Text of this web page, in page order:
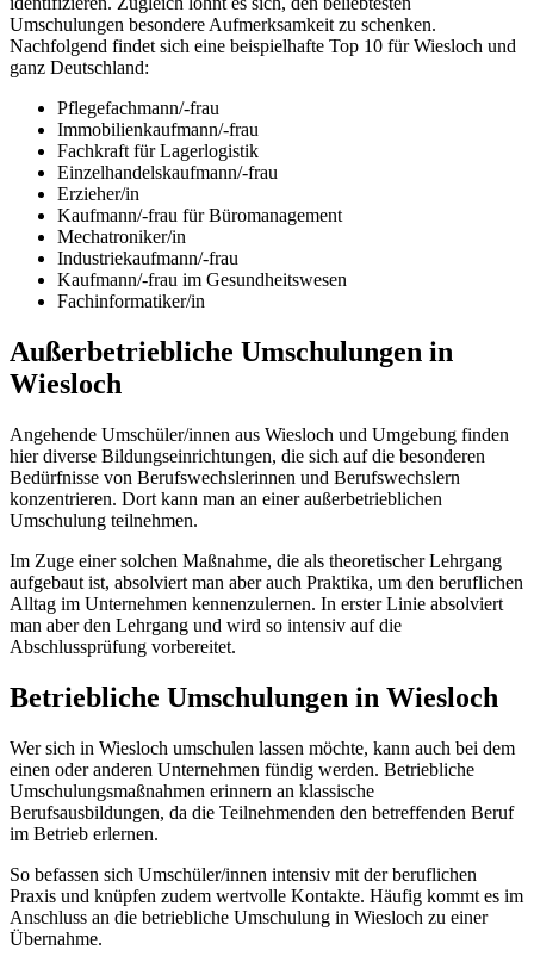
Umschulungen besondere Aufmerksamkeit zu schenken.
Nachfolgend findet sich eine beispielhafte Top 10 für Wiesloch und
ganz Deutschland:
Pflegefachmann/-frau
Immobilienkaufmann/-frau
Fachkraft für Lagerlogistik
Einzelhandelskaufmann/-frau
Erzieher/in
Kaufmann/-frau für Büromanagement
Mechatroniker/in
Industriekaufmann/-frau
Kaufmann/-frau im Gesundheitswesen
Fachinformatiker/in
Außerbetriebliche Umschulungen in
Wiesloch
Angehende Umschüler/innen aus Wiesloch und Umgebung finden
hier diverse Bildungseinrichtungen, die sich auf die besonderen
Bedürfnisse von Berufswechslerinnen und Berufswechslern
konzentrieren. Dort kann man an einer außerbetrieblichen
Umschulung teilnehmen.
Im Zuge einer solchen Maßnahme, die als theoretischer Lehrgang
aufgebaut ist, absolviert man aber auch Praktika, um den beruflichen
Alltag im Unternehmen kennenzulernen. In erster Linie absolviert
man aber den Lehrgang und wird so intensiv auf die
Abschlussprüfung vorbereitet.
Betriebliche Umschulungen in Wiesloch
Wer sich in Wiesloch umschulen lassen möchte, kann auch bei dem
einen oder anderen Unternehmen fündig werden. Betriebliche
Umschulungsmaßnahmen erinnern an klassische
Berufsausbildungen, da die Teilnehmenden den betreffenden Beruf
im Betrieb erlernen.
So befassen sich Umschüler/innen intensiv mit der beruflichen
Praxis und knüpfen zudem wertvolle Kontakte. Häufig kommt es im
Anschluss an die betriebliche Umschulung in Wiesloch zu einer
Übernahme.